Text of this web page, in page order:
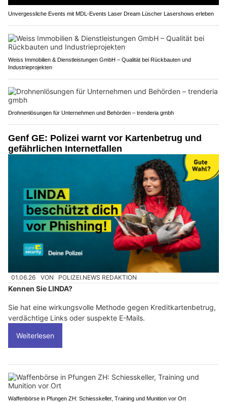
Unvergessliche Events mit MDL-Events Laser Dream Lüscher Lasershows erleben
Weiss Immobilien & Dienstleistungen GmbH – Qualität bei Rückbauten und
Industrieprojekten
Drohnenlösungen für Unternehmen und Behörden – trenderia gmbh
Genf GE: Polizei warnt vor Kartenbetrug und
gefährlichen Internetfallen
01.06.26 VON POLIZEI.NEWS REDAKTION
Kennen Sie LINDA?
Sie hat eine wirkungsvolle Methode gegen Kreditkartenbetrug,
verdächtige Links oder suspekte E-Mails.
Weiterlesen
Waffenbörse in Pfungen ZH: Schiesskeller, Training und Munition vor Ort